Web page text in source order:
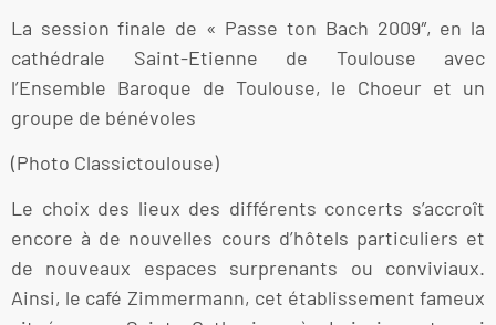
La session finale de « Passe ton Bach 2009″, en la
cathédrale Saint-Etienne de Toulouse avec
l’Ensemble Baroque de Toulouse, le Choeur et un
groupe de bénévoles
(Photo Classictoulouse)
Le choix des lieux des différents concerts s’accroît
encore à de nouvelles cours d’hôtels particuliers et
de nouveaux espaces surprenants ou conviviaux.
Ainsi, le café Zimmermann, cet établissement fameux